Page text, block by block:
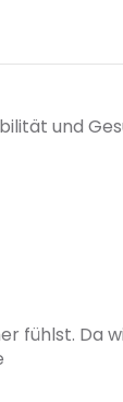
und
fühlst. Da